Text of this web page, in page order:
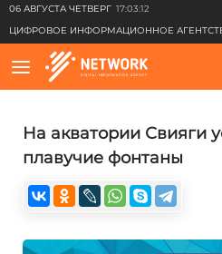
06 АВГУСТА ЧЕТВЕРГ 17:03:12
ЦИФРОВОЕ ИНФОРМАЦИОННОЕ
На акватории Свияги
плавучие фонтаны